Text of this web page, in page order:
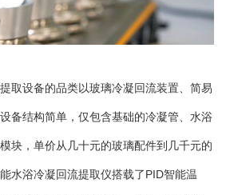
取设备的品类以玻璃冷凝回流装置、简易
备结构简单，仅包含基础的冷凝管、水浴
块，单价从几十元的玻璃配件到几千元的
水浴冷凝回流提取仪搭载了PID智能温